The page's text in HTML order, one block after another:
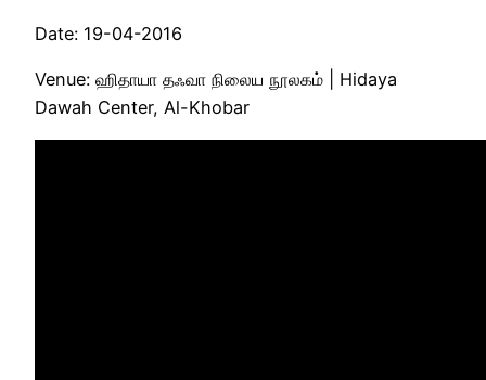
Date: 19-04-2016
Venue: ஹிதாயா தஃவா நிலைய நூலகம் | Hidaya
Dawah Center, Al-Khobar